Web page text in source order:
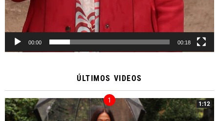
00:00 00:18
ÚLTIMOS VIDEOS
1:12